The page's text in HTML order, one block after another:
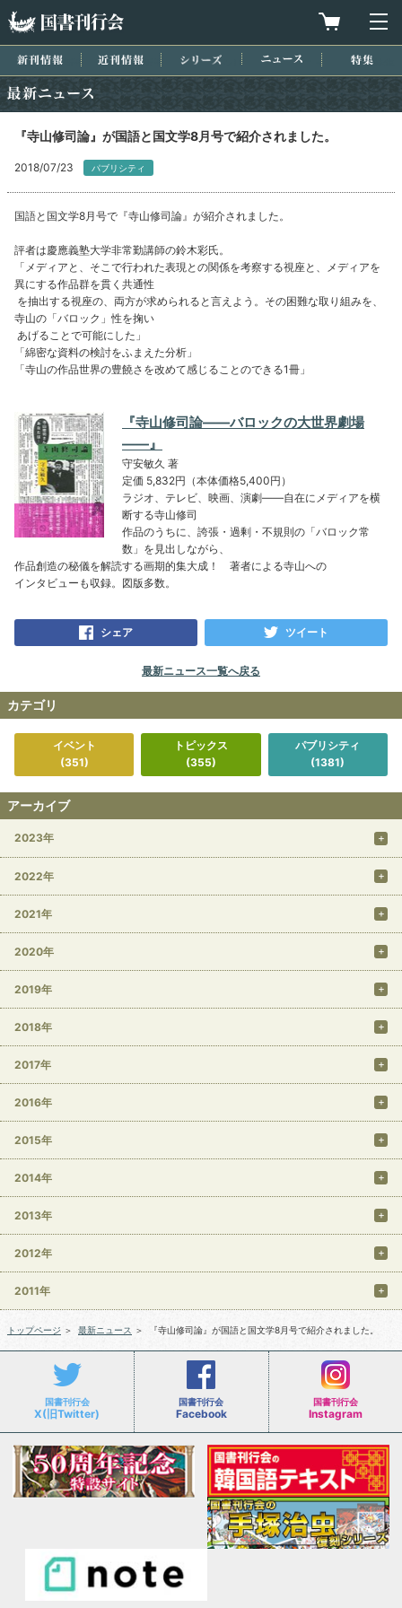
買物カゴを
新刊情報 近刊情報 シリーズ ニュース
『寺山修司論』が国語と国文学8月号で紹介されました。
2018/07/23 パブリシティ
国語と国文学8月号で『寺山修司論』が紹介されました。
評者は慶應義塾大学非常勤講師の鈴木彩氏。
「メディアと、そこで行われた表現との関係を考察する視座と、
メディアを
異にする作品群を貫く共通性
を抽出する視座の、両方が求められると言えよう。 その困難な取り組みを、
寺山の「バロック」性を掬い
あげることで可能にした」
「綿密な資料の検討をふまえた分析」
「寺山の作品世界の豊饒さを改めて感じることのできる1冊」
『寺山修司論――バロックの大世界劇場
――』
守安敏久 著
定価 5,832円（本体価格5,400円）
ラジオ、テレビ、映画、演劇――自在にメディアを横
断する寺山修司
作品のうちに、誇張・過剰・不規則の「バロック常
数」 を見出しながら、
作品創造の秘儀を解読する画期的集大成！ 著者による寺山への
インタビューも収録。図版多数。
シェア ツイート
最新ニュース一覧へ戻る
カテゴリ
イベント
(351)
トピックス
(355)
パブリシティ
(1381)
アーカイブ
2023年
2022年
2021年
2020年
2019年
2018年
2017年
2016年
2015年
2014年
2013年
2012年
2011年
トップページ ＞ 最新ニュース ＞ 『寺山修司論』が国語と国文学8月号で紹介されました。
国書刊行会
X(旧Twitter)
国書刊行会
Facebook
国書刊行会
Instagram